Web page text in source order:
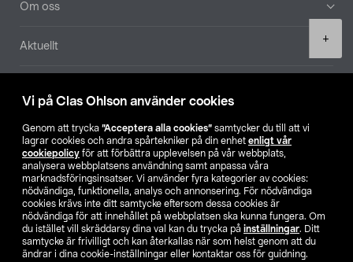
Vi på Clas Ohlson använder cookies
Genom att trycka ”Acceptera alla cookies” samtycker du till att vi
lagrar cookies och andra spårtekniker på din enhet enligt vår
cookiepolicy för att förbättra upplevelsen på vår webbplats,
analysera webbplatsens användning samt anpassa våra
marknadsföringsinsatser. Vi använder fyra kategorier av cookies:
nödvändiga, funktionella, analys och annonsering. För nödvändiga
cookies krävs inte ditt samtycke eftersom dessa cookies är
nödvändiga för att innehållet på webbplatsen ska kunna fungera. Om
du istället vill skräddarsy dina val kan du trycka på inställningar. Ditt
samtycke är frivilligt och kan återkallas när som helst genom att du
ändrar i dina cookie-inställningar eller kontaktar oss för guidning.
+
Om oss
Aktuellt
Hitta butik
SE NO FI